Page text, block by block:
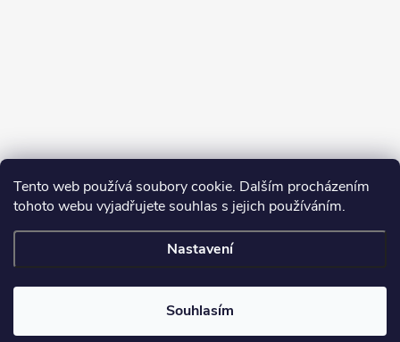
Tento web používá soubory cookie. Dalším procházením
tohoto webu vyjadřujete souhlas s jejich používáním.
Nastavení
Souhlasím
Sledovat na Instagramu
práva vyhrazena.Upravit nastavení cookies